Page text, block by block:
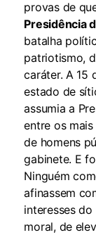
provas de
Presidência
batalha
patriotismo,
caráter. A 15
estado de
assumia a
entre os
de homens
gabinete. E
Ninguém
afinassem
interesses do
moral, de